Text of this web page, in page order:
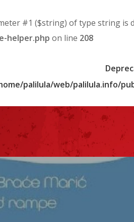
#1 ($string) of type string is
helper.php on line 208
palilula/web/palilula.info/